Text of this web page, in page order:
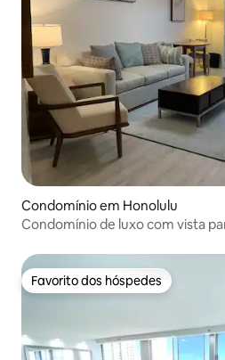
Condomínio em Honolulu
Condomínio de luxo com vista
Favorito dos hóspedes
Favorito dos hóspedes